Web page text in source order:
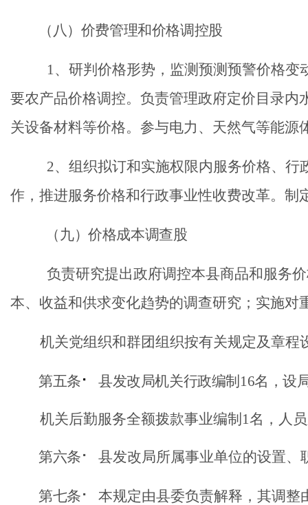
（ 八）价费管理和价格调控股
1、研判价格形势，监测预测预警价格
要农产品价格调控。负责管理政府定价目录
关设备材料等价格。参与电力、天然气等能源
2、组织拟订和实施权限内服务价格、
作，推进服务价格和行政事业性收费改革。
（ 九）价格成本调查股
负责研究提出政府调控本县商品和服务
本、收益和供求变化趋势的调查研究；实施对
机关党组织和群团组织按有关规定及章程
第五条⠂县发改局机关行政编制 16名，设
机关后勤服务全额拨款事业编制 1名，人
第六条⠂县发改局所属事业单位的设置、
第七条⠂本规定由县委负责解释，其调